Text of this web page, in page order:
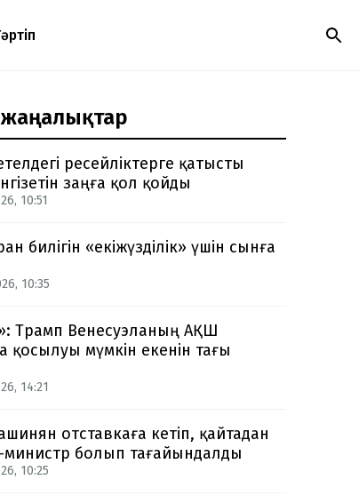
ресейліктерге қатысты
заңға қол қойды
10:51
билігін «екіжүзділік» үшін сынға
10:35
Трамп Венесуэланың АҚШ
қосылуы мүмкін екенін тағы
14:21
отставкаға кетіп, қайтадан
министр болып тағайындалды
10:25